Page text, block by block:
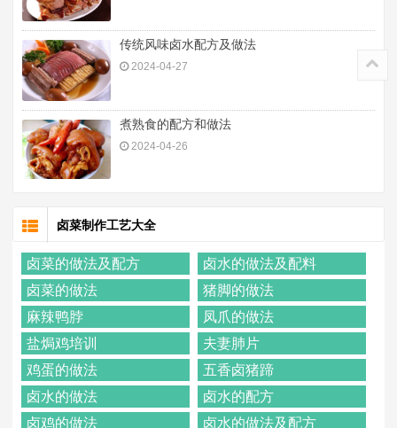
传统风味卤水配方及做法
2024-04-27
煮熟食的配方和做法
2024-04-26
卤菜制作工艺大全
卤菜的做法及配方
卤水的做法及配料
卤菜的做法
猪脚的做法
麻辣鸭脖
凤爪的做法
盐焗鸡培训
夫妻肺片
鸡蛋的做法
五香卤猪蹄
卤水的做法
卤水的配方
卤鸡的做法
卤水的做法及配方